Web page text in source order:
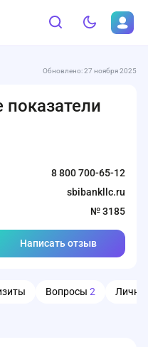
Обновлено: 27 ноября 2025
8 800 700-65-12
sbibankllc.ru
№ 3185
Написать отзыв
Вопросы 2